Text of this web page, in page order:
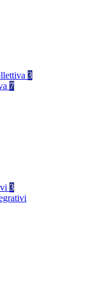
3
7
3